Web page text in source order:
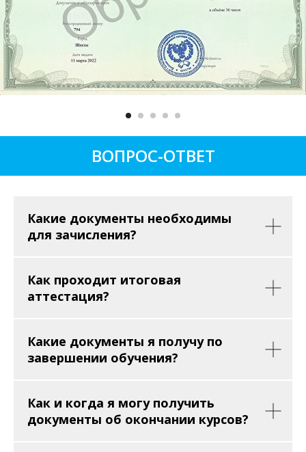
ВОПРОС-ОТВЕТ
Какие документы необходимы
для зачисления?
Как проходит итоговая
аттестация?
Какие документы я получу по
завершении обучения?
Как и когда я могу получить
документы об окончании курсов?